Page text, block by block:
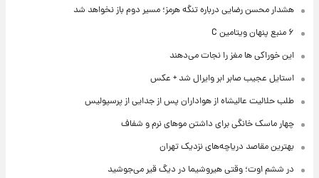
هشدار محسن رضایی درباره تنگه هرمز؛ مسیر دوم باز نخواهد شد
۶ منبع پنهان ویتامین C
این خوراکی ها مغز را نجات می‌دهند
استایل عجیب صابر ابر وایرال شد + عکس
طلب حلالیت عالیشاه از هواداران پس از جدایی از پرسپولیس
چهار ماسک خانگی برای داشتن موهای نرم و شفاف
بهترین مقاصد دریاچه‌های نزدیک تهران
در ششم اوت؛ وقتی هیروشیما در دیگ قیر می‌جوشید